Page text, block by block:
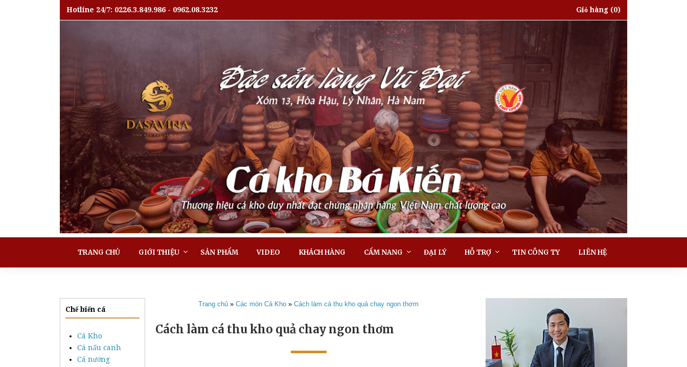
Hotline 24/7: 0226.3.849.986 - 0962.08.3232 Giỏ hàng (0)
TRANG CHỦ GIỚI THIỆU SẢN PHẨM VIDEO KHÁCH HÀNG CẨM NANG ĐẠI LÝ HỖ TRỢ TIN CÔNG TY LIÊN HỆ
Chế biến cá
Cá Kho
Cá nấu canh
Cá nướng
Trang chủ »Các món Cá Kho »Cách làm cá thu kho quả chay ngon thơm
Cách làm cá thu kho quả chay ngon thơm